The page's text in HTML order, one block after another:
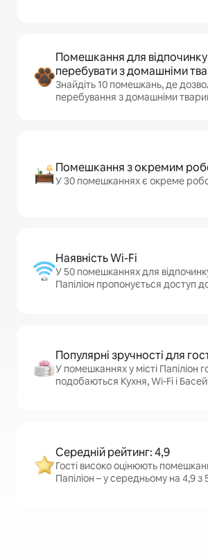
Помешкання для
перебувати з домашніми
Знайдіть 10 помешкань, де
перебування з домашніми
Помешкання з окремим
У 30 помешканнях є окреме
Наявність Wi-Fi
У 50 помешканнях для
Папіліон пропонується доступ
Популярні зручності для
У помешканнях у місті Папіліон
подобаються Кухня, Wi-Fi і
Середній рейтинг: 4,9
Гості високо оцінюють
Папіліон – у середньому на 4,9 з